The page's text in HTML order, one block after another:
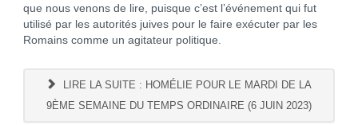
que nous venons de lire, puisque c’est l’événement qui fut
utilisé par les autorités juives pour le faire exécuter par les
Romains comme un agitateur politique.
LIRE LA SUITE : HOMÉLIE POUR LE MARDI DE LA
9ÈME SEMAINE DU TEMPS ORDINAIRE (6 JUIN 2023)